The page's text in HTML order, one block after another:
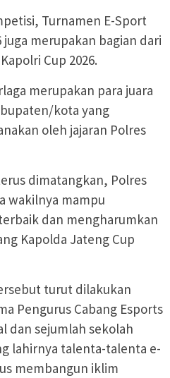
Turnamen E-Sport
juga merupakan bagian dari
Cup 2026.
merupakan para juara
kota yang
oleh jajaran Polres
dimatangkan, Polres
wakilnya mampu
dan mengharumkan
Kapolda Jateng Cup
turut dilakukan
Pengurus Cabang Esports
dan sejumlah sekolah
lahirnya talenta-talenta e-
membangun iklim